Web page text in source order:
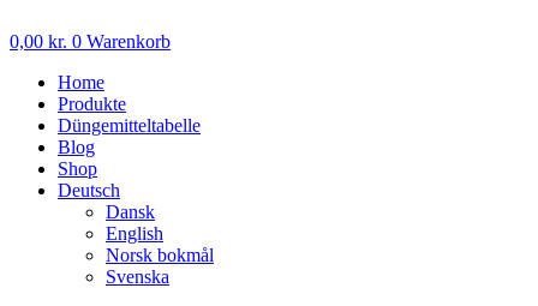
Inhalt
0,00 kr. 0 Warenkorb
Home
Produkte
Düngemitteltabelle
Blog
Shop
Deutsch
Dansk
English
Norsk bokmål
Svenska